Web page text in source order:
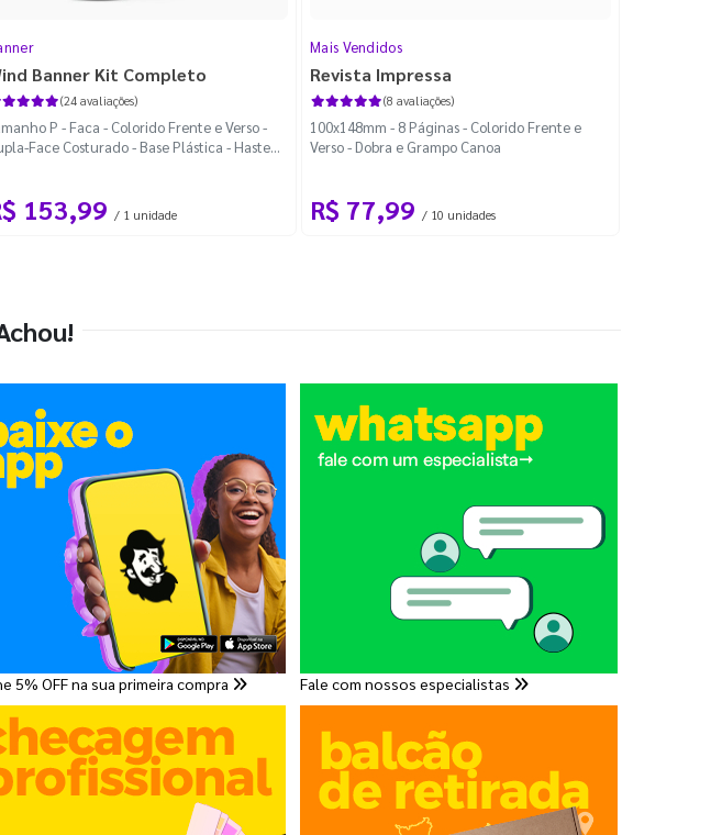
Banner Kit Completo
(24 avaliações)
P - Faca - Colorido Frente e Verso -
Face Costurado - Base Plástica - Haste
153,99 / 1 unidade
Mais Vendidos
Revista Impressa
(8 avaliações)
100x148mm - 8 Páginas - Colorido Frente e
Verso - Dobra e Grampo Canoa
R$ 77,99 / 10 unidades
5% OFF na sua primeira compra Fale com nossos especialistas